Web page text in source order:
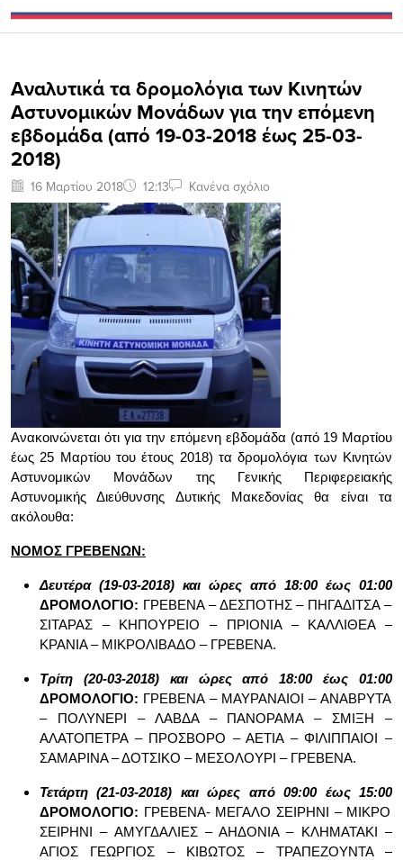
Αναλυτικά τα δρομολόγια των Κινητών
Αστυνομικών Μονάδων για την επόμενη
εβδομάδα (από 19-03-2018 έως 25-03-
2018)
16 Μαρτίου 2018 12:13 Κανένα σχόλιο
Ανακοινώνεται ότι για την επόμενη εβδομάδα (από 19 Μαρτίου
έως 25 Μαρτίου του έτους 2018) τα δρομολόγια των Κινητών
Αστυνομικών Μονάδων της Γενικής Περιφερειακής
Αστυνομικής Διεύθυνσης Δυτικής Μακεδονίας θα είναι τα
ακόλουθα:
ΝΟΜΟΣ ΓΡΕΒΕΝΩΝ:
Δευτέρα (19-03-2018) και ώρες από 18:00 έως 01:00
ΔΡΟΜΟΛΟΓΙΟ: ΓΡΕΒΕΝΑ – ΔΕΣΠΟΤΗΣ – ΠΗΓΑΔΙΤΣΑ –
ΣΙΤΑΡΑΣ – ΚΗΠΟΥΡΕΙΟ – ΠΡΙΟΝΙΑ – ΚΑΛΛΙΘΕΑ –
ΚΡΑΝΙΑ – ΜΙΚΡΟΛΙΒΑΔΟ – ΓΡΕΒΕΝΑ.
Tρίτη (20-03-2018) και ώρες από 18:00 έως 01:00
ΔΡΟΜΟΛΟΓΙΟ: ΓΡΕΒΕΝΑ – ΜΑΥΡΑΝΑΙΟΙ – ΑΝΑΒΡΥΤΑ
– ΠΟΛΥΝΕΡΙ – ΛΑΒΔΑ – ΠΑΝΟΡΑΜΑ – ΣΜΙΞΗ –
ΑΛΑΤΟΠΕΤΡΑ – ΠΡΟΣΒΟΡΟ – ΑΕΤΙΑ – ΦΙΛΙΠΠΑΙΟΙ –
ΣΑΜΑΡΙΝΑ – ΔΟΤΣΙΚΟ – ΜΕΣΟΛΟΥΡΙ – ΓΡΕΒΕΝΑ.
Τετάρτη (21-03-2018) και ώρες από 09:00 έως 15:00
ΔΡΟΜΟΛΟΓΙΟ: ΓΡΕΒΕΝΑ- ΜΕΓΑΛΟ ΣΕΙΡΗΝΙ – ΜΙΚΡΟ
ΣΕΙΡΗΝΙ – ΑΜΥΓΔΑΛΙΕΣ – ΑΗΔΟΝΙΑ – ΚΛΗΜΑΤΑΚΙ –
ΑΓΙΟΣ ΓΕΩΡΓΙΟΣ – ΚΙΒΩΤΟΣ – ΤΡΑΠΕΖΟΥΝΤΑ –